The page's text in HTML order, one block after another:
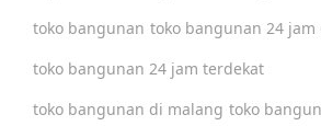
toko bangunan toko bangunan 24 jam
toko bangunan 24 jam terdekat
toko bangunan di malang toko